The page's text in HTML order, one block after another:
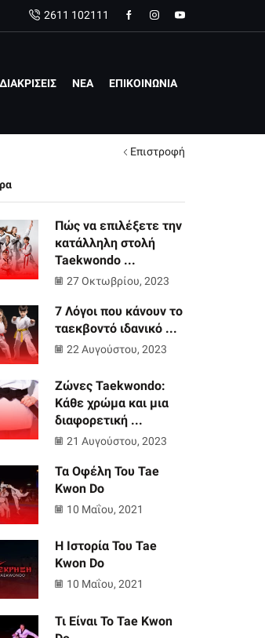
2611 102111
ΔΙΑΚΡΙΣΕΙΣ ΝΕΑ ΕΠΙΚΟΙΝΩΝΙΑ
Επιστροφή
Πώς να επιλέξετε την
κατάλληλη στολή
Taekwondo ...
27 Οκτωβρίου, 2023
7 Λόγοι που κάνουν το
ταεκβοντό ιδανικό ...
22 Αυγούστου, 2023
Ζώνες Taekwondo:
Κάθε χρώμα και μια
διαφορετική ...
21 Αυγούστου, 2023
Τα Οφέλη Του Tae
Kwon Do
10 Μαΐου, 2021
Η Ιστορία Του Tae
Kwon Do
10 Μαΐου, 2021
Τι Είναι Το Tae Kwon